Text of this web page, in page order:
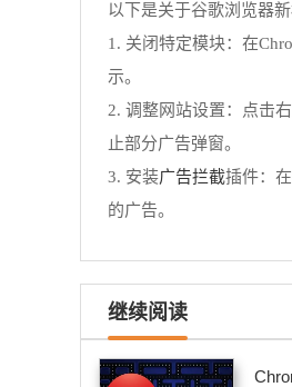
以下是关于谷歌浏览器
1. 关闭特定模块：在
示。
2. 调整网站设置：点击
止部分广告弹窗。
3. 安装广告拦截插件：
的广告。
继续阅读